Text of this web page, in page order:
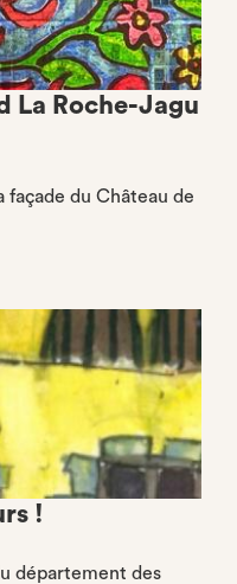
La Roche-Jagu
façade du Château de
!
département des